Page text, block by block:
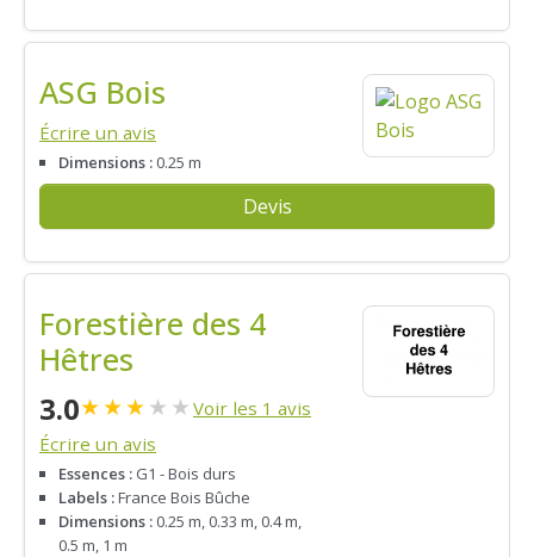
ASG Bois
Écrire un avis
Dimensions : 0.25 m
Devis
Forestière des 4
Hêtres
3.0★★★★ ★ Voir les 1 avis
Écrire un avis
Essences : G1 - Bois durs
Labels :France Bois Bûche
Dimensions : 0.25 m, 0.33 m, 0.4 m,
0.5 m, 1 m